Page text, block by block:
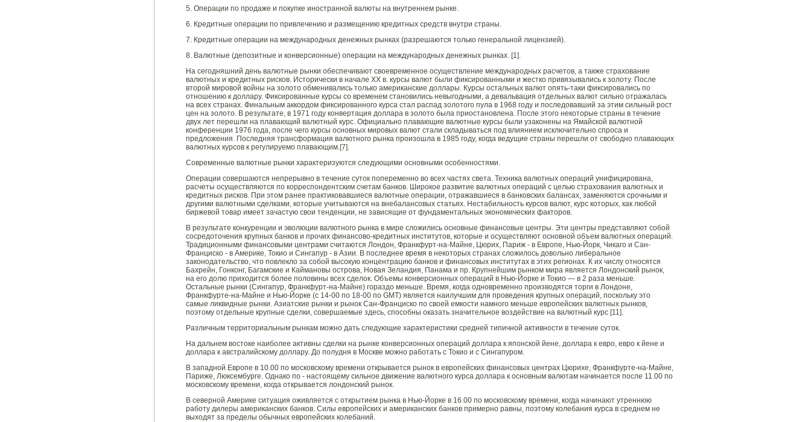
5. Операции по продаже и покупке иностранной валюты на внутреннем рынке.
6. Кредитные операции по привлечению и размещению кредитных средств внутри страны.
7. Кредитные операции на международных денежных рынках (разрешаются только генеральной лицензией).
8. Валютные (депозитные и конверсионные) операции на международных денежных рынках. [1].
На сегодняшний день валютные рынки обеспечивают своевременное осуществление международных расчетов, а также страхование
валютных и кредитных рисков. Исторически в начале XX в. курсы валют были фиксированными и жестко привязывались к золоту. После
второй мировой войны на золото обменивались только американские доллары. Курсы остальных валют опять-таки фиксировались по
отношению к доллару. Фиксированные курсы со временем становились невыгодными, а девальвация отдельных валют сильно отражалась
на всех странах. Финальным аккордом фиксированного курса стал распад золотого пула в 1968 году и последовавший за этим сильный рост
цен на золото. В результате, в 1971 году конвертация доллара в золото была приостановлена. После этого некоторые страны в течение
двух лет перешли на плавающий валютный курс. Официально плавающие валютные курсы были узаконены на Ямайской валютной
конференции 1976 года, после чего курсы основных мировых валют стали складываться под влиянием исключительно спроса и
предложения. Последняя трансформация валютного рынка произошла в 1985 году, когда ведущие страны перешли от свободно плавающих
валютных курсов к регулируемо плавающим.[7].
Современные валютные рынки характеризуются следующими основными особенностями.
Операции совершаются непрерывно в течение суток попеременно во всех частях света. Техника валютных операций унифицирована,
расчеты осуществляются по корреспондентским счетам банков. Широкое развитие валютных операций с целью страхования валютных и
кредитных рисков. При этом ранее практиковавшиеся валютные операции, отражавшиеся в банковских балансах, заменяются срочными и
другими валютными сделками, которые учитываются на внебалансовых статьях. Нестабильность курсов валют, курс которых, как любой
биржевой товар имеет зачастую свои тенденции, не зависящие от фундаментальных экономических факторов.
В результате конкуренции и эволюции валютного рынка в мире сложились основные финансовые центры. Эти центры представляют собой
сосредоточения крупных банков и прочих финансово-кредитных институтов, которые и осуществляют основной объем валютных операций.
Традиционными финансовыми центрами считаются Лондон, Франкфурт-на-Майне, Цюрих, Париж - в Европе, Нью-Йорк, Чикаго и Сан-
Франциско - в Америке, Токио и Сингапур - в Азии. В последнее время в некоторых странах сложилось довольно либеральное
законодательство, что повлекло за собой высокую концентрацию банков и финансовых институтах в этих регионах. К их числу относятся
Бахрейн, Гонконг, Багамские и Каймановы острова, Новая Зеландия, Панама и пр. Крупнейшим рынком мира является Лондонский рынок,
на его долю приходится более половины всех сделок. Объемы конверсионных операций в Нью-Йорке и Токио — в 2 раза меньше.
Остальные рынки (Сингапур, Франкфурт-на-Майне) гораздо меньше. Время, когда одновременно производятся торги в Лондоне,
Франкфурте-на-Майне и Нью-Йорке (с 14-00 по 18-00 по GMT) является наилучшим для проведения крупных операций, поскольку это
самые ликвидные рынки. Азиатские рынки и рынок Сан-Франциско по своей емкости намного меньше европейских валютных рынков,
поэтому отдельные крупные сделки, совершаемые здесь, способны оказать значительное воздействие на валютный курс [11].
Различным территориальным рынкам можно дать следующие характеристики средней типичной активности в течение суток.
На дальнем востоке наиболее активны сделки на рынке конверсионных операций доллара к японской йене, доллара к евро, евро к йене и
доллара к австралийскому доллару. До полудня в Москве можно работать с Токио и с Сингапуром.
В западной Европе в 10.00 по московскому времени открывается рынок в европейских финансовых центрах Цюрихе, Франкфурте-на-Майне,
Париже, Люксембурге. Однако по - настоящему сильное движение валютного курса доллара к основным валютам начинается после 11.00 по
московскому времени, когда открывается лондонский рынок.
В северной Америке ситуация оживляется с открытием рынка в Нью-Йорке в 16.00 по московскому времени, когда начинают утреннюю
работу дилеры американских банков. Силы европейских и американских банков примерно равны, поэтому колебания курса в среднем не
выходят за пределы обычных европейских колебаний.